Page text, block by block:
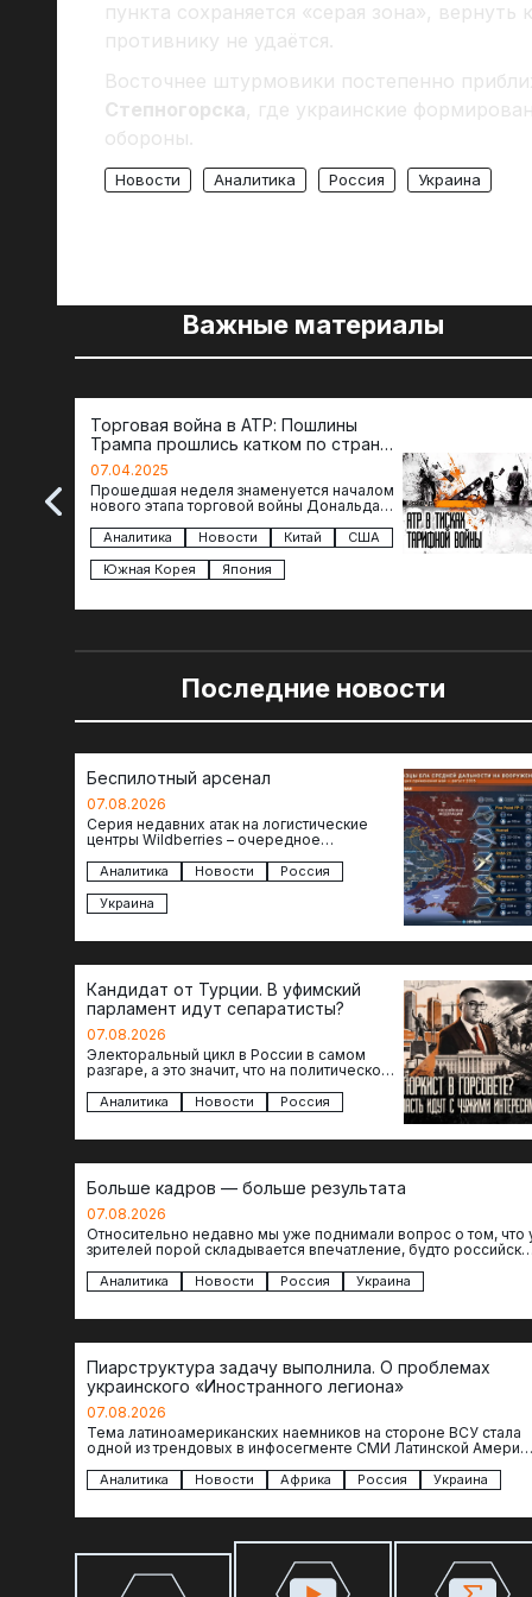
пункта сохраняется «серая зона»,
противнику не удаётся.
Восточнее штурмовики постепенно
Степногорска, где украинские
обороны.
Новости Аналитика Россия Украина
Важные материалы
Торговая война в АТР: Пошлины
Трампа прошлись катком по странам
региона
07.04.2025
Прошедшая неделя знаменуется началом
нового этапа торговой войны Дональда
импорта из более 100 стран…
Аналитика Новости Китай
США
Южная Корея
Япония
Последние новости
Беспилотный арсенал
07.08.2026
Серия недавних атак на логистические
центры Wildberries – очередное
российского тыла. И суть здесь даже не…
Аналитика Новости
Россия
Украина
Кандидат от Турции. В уфимский
парламент идут сепаратисты?
07.08.2026
Электоральный цикл в России в самом
разгаре, а это значит, что на политическое
сомнительной репутацией….
Аналитика Новости Россия
Больше кадров — больше результата
07.08.2026
Относительно недавно мы уже поднимали вопрос о том, что
зрителей порой складывается впечатление, будто российские
Аналитика Новости Россия Украина
Пиарструктура задачу выполнила. О проблемах
украинского «Иностранного легиона»
07.08.2026
Тема латиноамериканских наемников на стороне ВСУ стала
одной из трендовых в инфосегменте СМИ Латинской Америки.
Аналитика Новости Африка Россия Украина